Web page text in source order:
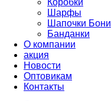
Коробки
Шарфы
Шапочки Бони
Банданки
О компании
акция
Новости
Оптовикам
Контакты